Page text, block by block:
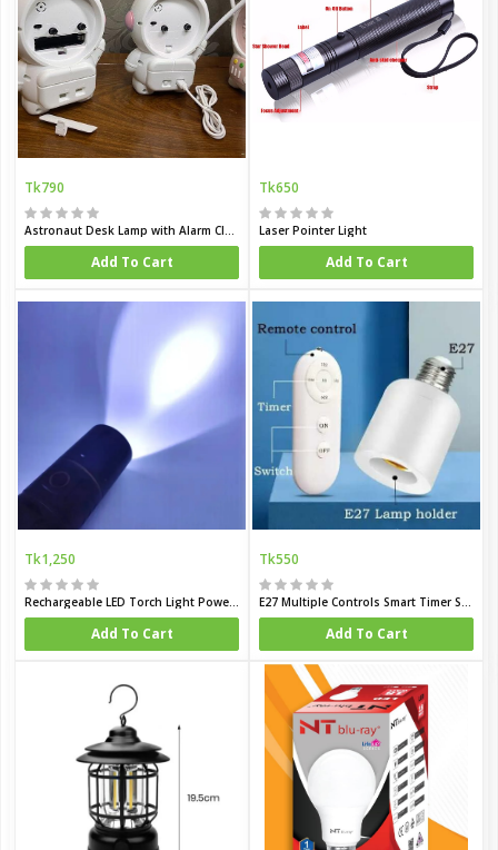
Tk790
Astronaut Desk Lamp with Alarm Clock
Add To Cart
Tk650
Laser Pointer Light
Add To Cart
Tk1,250
Rechargeable LED Torch Light Power Bank Waterproof
Add To Cart
Tk550
E27 Multiple Controls Smart Timer Switch Lamp Holder
Add To Cart